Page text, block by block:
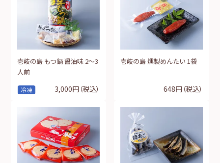
冷凍
壱岐の島 もつ鍋 醤油味 2～3
人前
3,000円（税込）
壱岐の島 燻製めんたい 1袋
648円（税込）